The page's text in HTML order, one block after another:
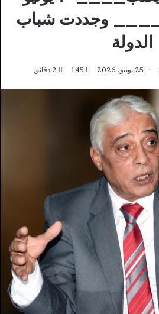
____ وجددت شباب
الدولة
25 يونيو، 2026 145